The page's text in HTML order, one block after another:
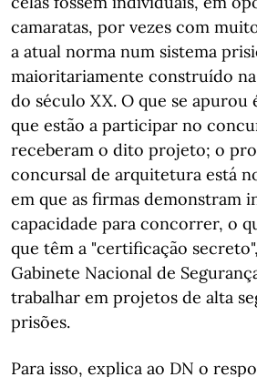
camaratas, por vezes com
a atual norma num sistema
maioritariamente construído
do século XX. O que se apurou
que estão a participar no
receberam o dito projeto; o
concursal de arquitetura está
em que as firmas demonstram
capacidade para concorrer, o
que têm a "certificação
Gabinete Nacional de
trabalhar em projetos de alta
prisões.
Para isso, explica ao DN o